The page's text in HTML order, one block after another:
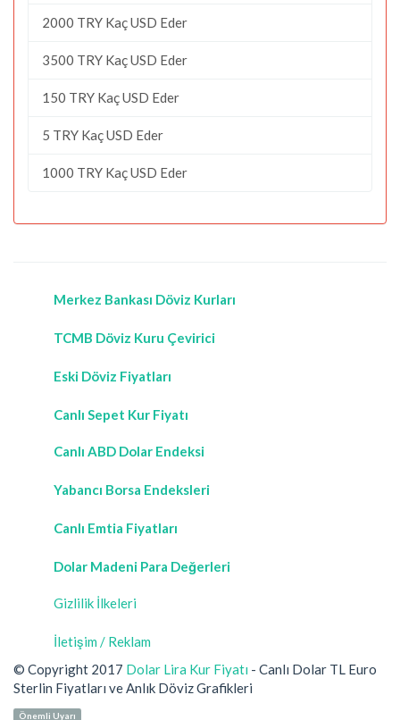
2000 TRY Kaç USD Eder
3500 TRY Kaç USD Eder
150 TRY Kaç USD Eder
5 TRY Kaç USD Eder
1000 TRY Kaç USD Eder
Merkez Bankası Döviz Kurları
TCMB Döviz Kuru Çevirici
Eski Döviz Fiyatları
Canlı Sepet Kur Fiyatı
Canlı ABD Dolar Endeksi
Yabancı Borsa Endeksleri
Canlı Emtia Fiyatları
Dolar Madeni Para Değerleri
Gizlilik İlkeleri
İletişim / Reklam
© Copyright 2017 Dolar Lira Kur Fiyatı - Canlı Dolar TL Euro
Sterlin Fiyatları ve Anlık Döviz Grafikleri
Önemli Uyarı